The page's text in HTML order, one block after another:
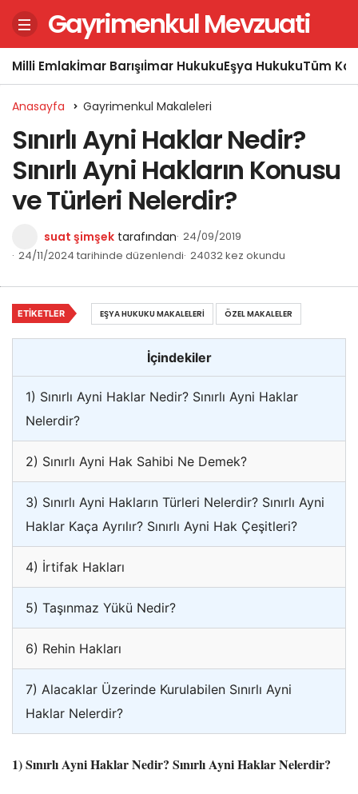
Gayrimenkul Mevzuati
Milli Emlakİmar Barışıİmar HukukuEşya HukukuTüm
Anasayfa Gayrimenkul Makaleleri
Sınırlı Ayni Haklar Nedir?
Sınırlı Ayni Hakların Konusu
ve Türleri Nelerdir?
suat şimşek tarafından 24/09/2019
24/11/2024 tarihinde düzenlendi 24032 kez okundu
İçindekiler
1) Sınırlı Ayni Haklar Nedir? Sınırlı Ayni Haklar
Nelerdir?
2) Sınırlı Ayni Hak Sahibi Ne Demek?
3) Sınırlı Ayni Hakların Türleri Nelerdir? Sınırlı Ayni
Haklar Kaça Ayrılır? Sınırlı Ayni Hak Çeşitleri?
4) İrtifak Hakları
5) Taşınmaz Yükü Nedir?
6) Rehin Hakları
7) Alacaklar Üzerinde Kurulabilen Sınırlı Ayni
Haklar Nelerdir?
1) Sınırlı Ayni Haklar Nedir? Sınırlı Ayni Haklar Nelerdir?
ETIKETLER EŞYA HUKUKU MAKALELERI ÖZEL MAKALELER